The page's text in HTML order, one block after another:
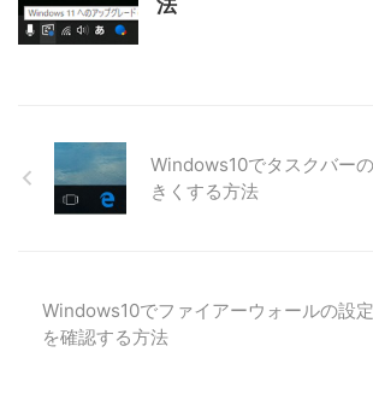
Windows10でタスクバー
きくする方法
Windows10でファイアーウォールの設定
を確認する方法